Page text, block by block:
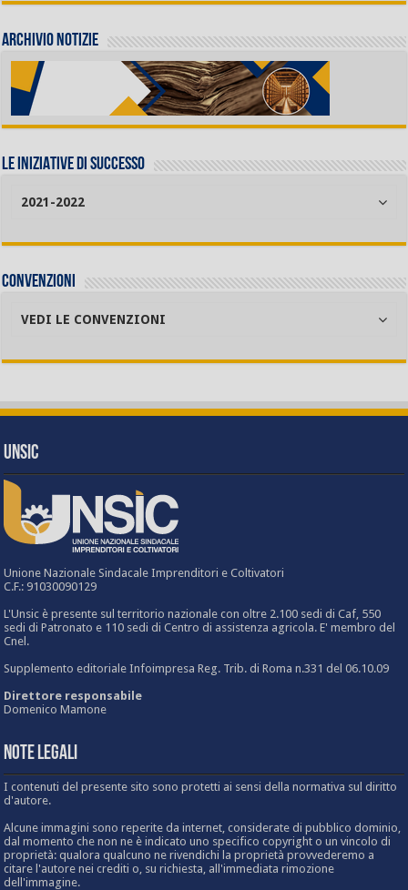
Archivio Notizie
LE INIZIATIVE DI SUCCESSO
2021-2022
Convenzioni
VEDI LE CONVENZIONI
UNSIC
Unione Nazionale Sindacale Imprenditori e Coltivatori
C.F.: 91030090129
L'Unsic è presente sul territorio nazionale con oltre 2.100 sedi di Caf, 550
sedi di Patronato e 110 sedi di Centro di assistenza agricola. E' membro del
Cnel.
Supplemento editoriale Infoimpresa Reg. Trib. di Roma n.331 del 06.10.09
Direttore responsabile
Domenico Mamone
Note Legali
I contenuti del presente sito sono protetti ai sensi della normativa sul diritto
d'autore.
Alcune immagini sono reperite da internet, considerate di pubblico dominio,
dal momento che non ne è indicato uno specifico copyright o un vincolo di
proprietà: qualora qualcuno ne rivendichi la proprietà provvederemo a
citare l'autore nei crediti o, su richiesta, all'immediata rimozione
dell'immagine.